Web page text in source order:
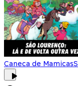
Caneca de Mamicas